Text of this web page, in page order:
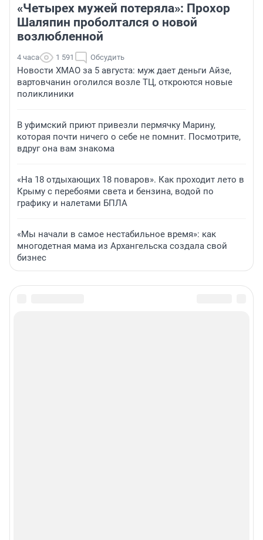
«Четырех мужей потеряла»: Прохор
Шаляпин проболтался о новой
возлюбленной
4 часа 1 591 Обсудить
Новости ХМАО за 5 августа: муж дает деньги Айзе,
вартовчанин оголился возле ТЦ, откроются новые
поликлиники
В уфимский приют привезли пермячку Марину,
которая почти ничего о себе не помнит. Посмотрите,
вдруг она вам знакома
«На 18 отдыхающих 18 поваров». Как проходит лето в
Крыму с перебоями света и бензина, водой по
графику и налетами БПЛА
«Мы начали в самое нестабильное время»: как
многодетная мама из Архангельска создала свой
бизнес